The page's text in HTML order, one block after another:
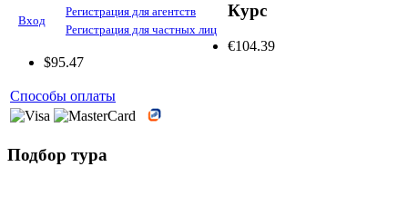
Вход
Регистрация для агентств
Регистрация для частных лиц
Курс
€104.39
$95.47
Способы оплаты
Подбор тура